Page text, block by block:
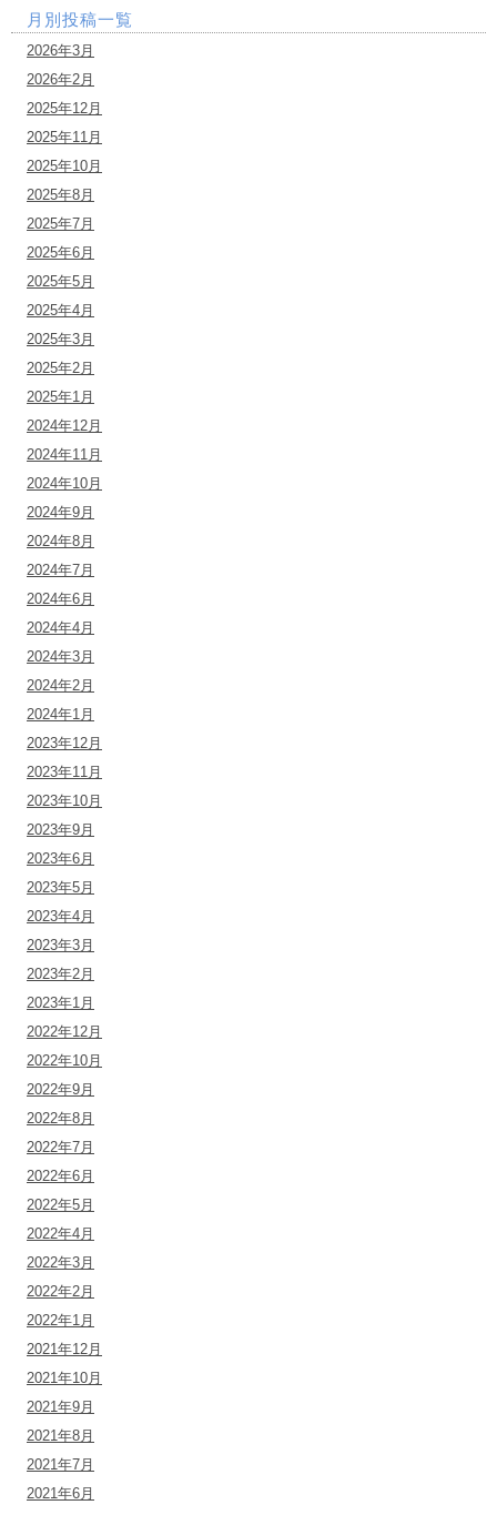
月別投稿一覧
2026年3月
2026年2月
2025年12月
2025年11月
2025年10月
2025年8月
2025年7月
2025年6月
2025年5月
2025年4月
2025年3月
2025年2月
2025年1月
2024年12月
2024年11月
2024年10月
2024年9月
2024年8月
2024年7月
2024年6月
2024年4月
2024年3月
2024年2月
2024年1月
2023年12月
2023年11月
2023年10月
2023年9月
2023年6月
2023年5月
2023年4月
2023年3月
2023年2月
2023年1月
2022年12月
2022年10月
2022年9月
2022年8月
2022年7月
2022年6月
2022年5月
2022年4月
2022年3月
2022年2月
2022年1月
2021年12月
2021年10月
2021年9月
2021年8月
2021年7月
2021年6月